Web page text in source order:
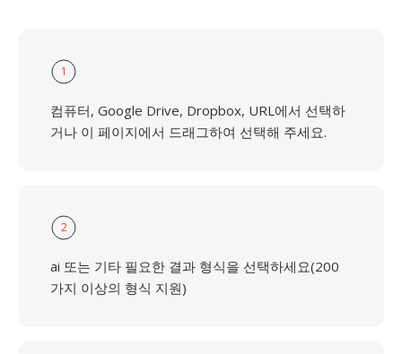
1
컴퓨터, Google Drive, Dropbox, URL에서 선택하
거나 이 페이지에서 드래그하여 선택해 주세요.
2
ai 또는 기타 필요한 결과 형식을 선택하세요(200
가지 이상의 형식 지원)